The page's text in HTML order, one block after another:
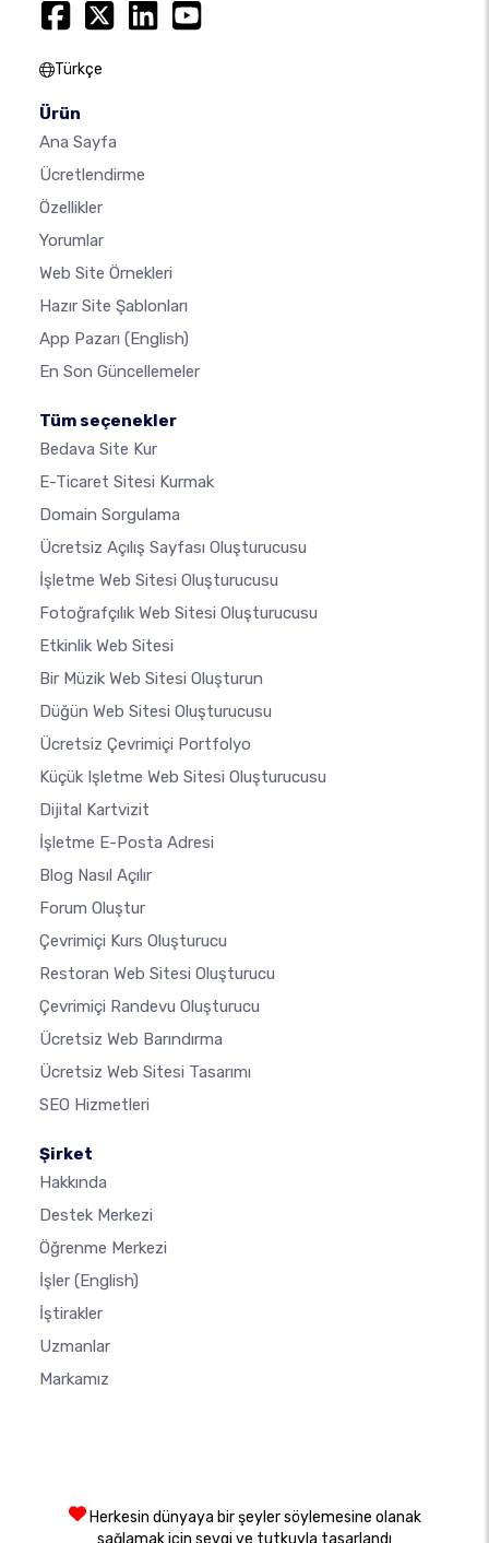
Türkçe
Ürün
Ana Sayfa
Ücretlendirme
Özellikler
Yorumlar
Web Site Örnekleri
Hazır Site Şablonları
App Pazarı (English)
En Son Güncellemeler
Tüm seçenekler
Bedava Site Kur
E-Ticaret Sitesi Kurmak
Domain Sorgulama
Ücretsiz Açılış Sayfası Oluşturucusu
İşletme Web Sitesi Oluşturucusu
Fotoğrafçılık Web Sitesi Oluşturucusu
Etkinlik Web Sitesi
Bir Müzik Web Sitesi Oluşturun
Düğün Web Sitesi Oluşturucusu
Ücretsiz Çevrimiçi Portfolyo
Küçük Işletme Web Sitesi Oluşturucusu
Dijital Kartvizit
İşletme E-Posta Adresi
Blog Nasıl Açılır
Forum Oluştur
Çevrimiçi Kurs Oluşturucu
Restoran Web Sitesi Oluşturucu
Çevrimiçi Randevu Oluşturucu
Ücretsiz Web Barındırma
Ücretsiz Web Sitesi Tasarımı
SEO Hizmetleri
Şirket
Hakkında
Destek Merkezi
Öğrenme Merkezi
İşler (English)
İştirakler
Uzmanlar
Markamız
Herkesin dünyaya bir şeyler söylemesine olanak